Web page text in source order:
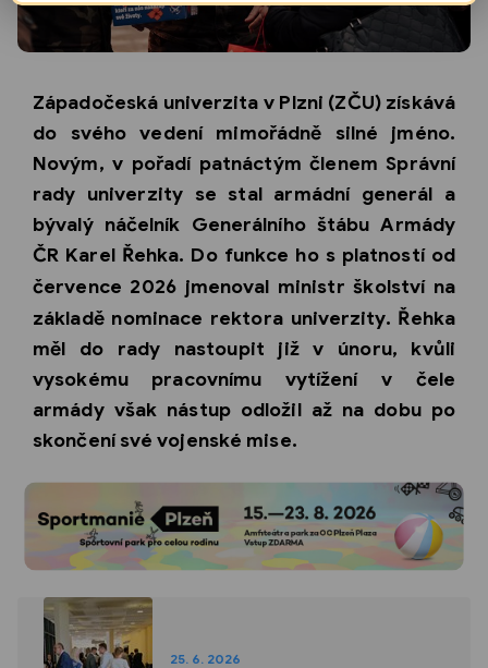
Západočeská univerzita v Plzni (ZČU) získává
do svého vedení mimořádně silné jméno.
Novým, v pořadí patnáctým členem Správní
rady univerzity se stal armádní generál a
bývalý náčelník Generálního štábu Armády
ČR Karel Řehka. Do funkce ho s platností od
července 2026jmenoval ministr školství na
základě nominace rektora univerzity. Řehka
měl do rady nastoupit již v únoru, kvůli
vysokému pracovnímu vytížení v čele
armády však nástup odložil až na dobu po
skončení své vojenské mise.
25. 6. 2026